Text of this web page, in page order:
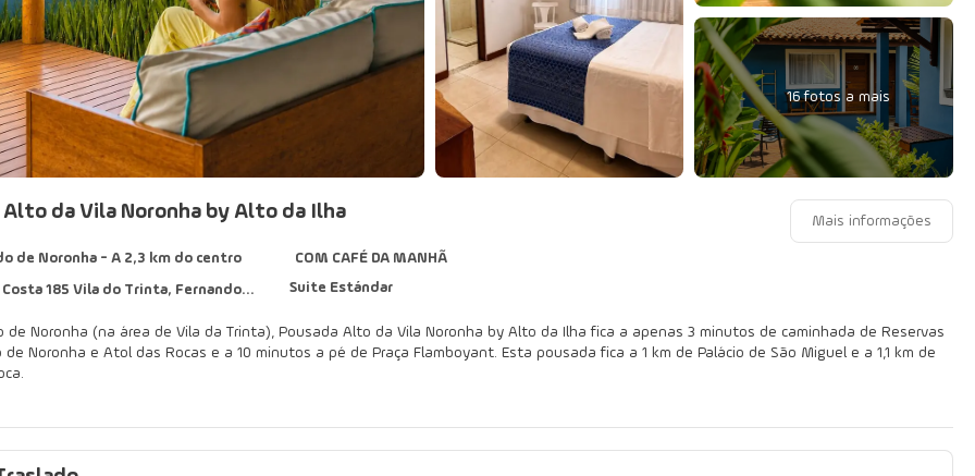
16 fotos a mais
Alto da Vila Noronha by Alto da Ilha
de Noronha - A 2,3 km do centro COM CAFÉ DA MANHÃ
185 Vila do Trinta, Fernando de Noronha 53990-000 Suite Estándar
de Noronha (na área de Vila da Trinta), Pousada Alto da Vila Noronha by Alto da Ilha fica a apenas 3 minutos de caminhada de Reservas
e Atol das Rocas e a 10 minutos a pé de Praça Flamboyant. Esta pousada fica a 1 km de Palácio de São Miguel e a 1,1 km de
em um de nossos 9 quartos com ar-condicionado, frigobares e TVs de tela plana. A propriedade oferece Wi-Fi de cortesia para
Mais informações